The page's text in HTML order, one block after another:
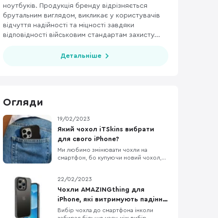
ноутбуків. Продукція бренду відрізняється
брутальним виглядом, викликає у користувачів
відчуття надійності та міцності завдяки
відповідності військовим стандартам захисту...
Детальніше
Огляди
19/02/2023
Який чохол iTSkins вибрати
для свого iPhone?
Ми любимо змінювати чохли на
смартфон, бо купуючи новий чохол,
пощастило більше, бо вибір чохлів до
Apple неймовірно різноманітний.
Дивитися картинки чохлів на сайті
звісно приємно, але краще
подивитись на них вживу, тому
22/02/2023
Чохли AMAZINGthing для
iPhone, які витримують падіння
з висоти до 3 метрів
Вибір чохла до смартфона інколи